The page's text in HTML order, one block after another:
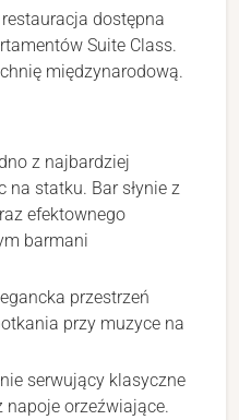
dostępna
Suite Class.
międzynarodową.
z najbardziej
statku. Bar słynie z
efektownego
barmani
przestrzeń
przy muzyce na
serwujący klasyczne
orzeźwiające.